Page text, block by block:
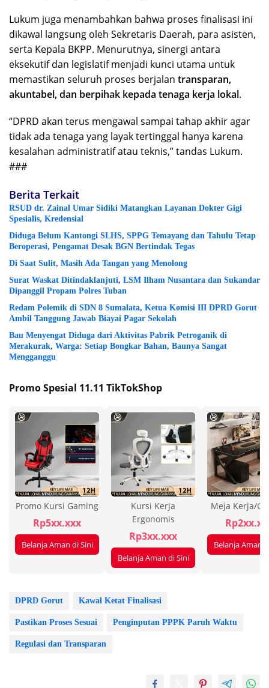
Lukum juga menambahkan bahwa proses finalisasi ini
dikawal langsung oleh Sekretaris Daerah, para asisten,
serta Kepala BKPP. Menurutnya, sinergi antara
eksekutif dan legislatif menjadi kunci utama untuk
memastikan seluruh proses berjalan transparan,
akuntabel, dan berpihak kepada tenaga kerja lokal.
“DPRD akan terus mengawal sampai tahap akhir agar
tidak ada tenaga yang layak tertinggal hanya karena
kesalahan administratif atau teknis,” tandas Lukum.
###
Berita Terkait
RSUD dr. Zainal Umar Sidiki Matangkan Layanan Dokter Gigi
Spesialis, Kredensial
Diduga Belum Kantongi SLHS, SPPG Temayang dan Tahulu Tetap
Beroperasi, Pengamat Desak BGN Bertindak Tegas
Di Saat Sulit, Masih Ada Tangan yang Menolong
Surat Waskat Ditindaklanjuti, LSM Ilham Nusantara dan Sukandar
Dipanggil Propam Polres Tuban
Redam Polemik di SDN 8 Sumalata, Ketua Komisi III DPRD Gorut
Ambil Tanggung Jawab Biayai Pagar Sekolah
Bau Menyengat Diduga dari Aktivitas Pabrik Petroganik di
Merakurak, Warga: Setiap Bongkar Bahan, Baunya Sangat
Mengganggu
Promo Spesial 11.11 TikTokShop
Promo Kursi Gaming
Rp5xx.xxx
Belanja Aman di Sini
Kursi Kerja
Ergonomis
Rp3xx.xxx
Belanja Aman di Sini
Meja Kerja/
Belanja Aman
DPRD Gorut Kawal Ketat Finalisasi
Pastikan Proses Sesuai Penginputan PPPK Paruh Waktu
Regulasi dan Transparan